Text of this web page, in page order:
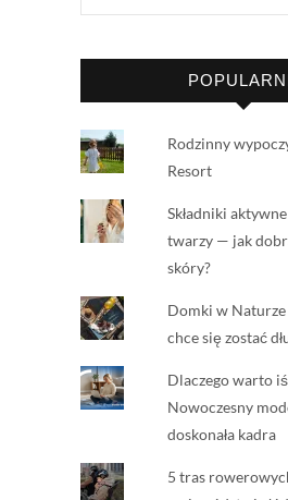
Rodzinny
Resort
Składniki
twarzy — jak
skóry?
Domki w
chce się zostać
Dlaczego warto
Nowoczesny
doskonała kadra
5 tras